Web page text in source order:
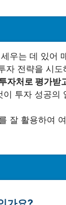
우는 데 있어
자 전략을 시도
자처로 평가받
투자 성공의
잘 활용하여